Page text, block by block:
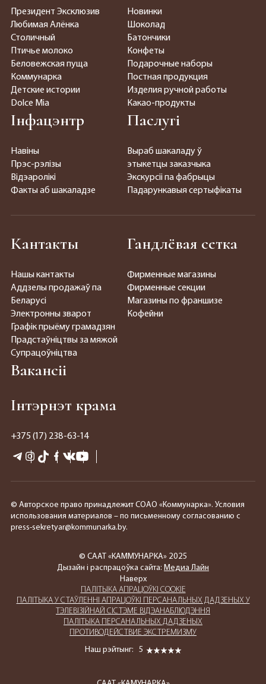
ПАЛIТЫКА АПРАЦОЎКІ COOKIE
ПАЛIТЫКА У СТАЎЛЕННІ АПРАЦОЎКІ ПЕРСАНАЛЬНЫХ ДАДЗЕНЫХ У
ТЭЛЕВІЗІЙНАЙ СІСТЭМЕ ВІДЭАНАБЛЮДЭННЯ
ПАЛIТЫКА ПЕРСАНАЛЬНЫХ ДАДЗЕНЫХ
ПРОТИВОДЕЙСТВИЕ ЭКСТРЕМИЗМУ
Наш рэйтынг:
5
Президент Эксклюзив
Любимая Алёнка
Столичный
Птичье молоко
Беловежская пуща
Коммунарка
Детские истории
Dolce Mia
Новинки
Шоколад
Батончики
Конфеты
Подарочные наборы
Постная продукция
Изделия ручной работы
Какао-продукты
Інфацэнтр
Навіны
Прэс-рэлізы
Відэаролікі
Факты аб шакаладзе
Паслугі
Выраб шакаладу ў
этыкетцы заказчыка
Экскурсіі па фабрыцы
Падарункавыя сертыфікаты
Кантакты
Нашы кантакты
Аддзелы продажаў па
Беларусі
Электронны зварот
Графік прыёму грамадзян
Прадстаўніцтвы за мяжой
Супрацоўніцтва
Гандлёвая сетка
Фирменные магазины
Фирменные секции
Магазины по франшизе
Кофейни
Вакансіі
Інтэрнэт крама
+375 (17) 238-63-14
© Авторское право принадлежит СОАО «Коммунарка». Условия
использования материалов – по письменному согласованию с
press-sekretyar@kommunarka.by.
© СААТ «КАММУНАРКА» 2025
Дызайн і распрацоўка сайта: Медиа Лайн
Наверх